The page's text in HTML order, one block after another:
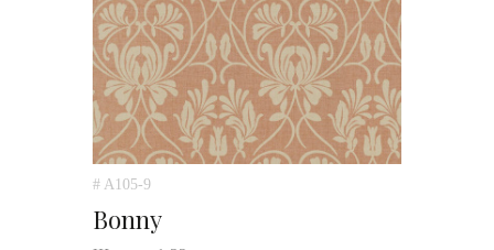
# A105-9
Bonny